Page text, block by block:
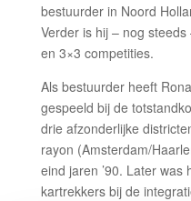
bestuurder in Noord
Verder is hij – nog
en 3×3 competities.
Als bestuurder heeft
gespeeld bij de
drie afzonderlijke
rayon (Amsterdam/
eind jaren ’90. Later was
kartrekkers bij de